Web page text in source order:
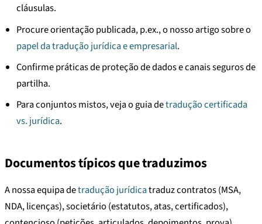
cláusulas.
Procure orientação publicada, p.ex., o nosso artigo sobre o
papel da tradução jurídica e empresarial.
Confirme práticas de proteção de dados e canais seguros de
partilha.
Para conjuntos mistos, veja o guia detradução certificada
vs. jurídica.
Documentos típicos que traduzimos
A nossa equipa detradução jurídicatraduz contratos (MSA,
NDA, licenças), societário (estatutos, atas, certificados),